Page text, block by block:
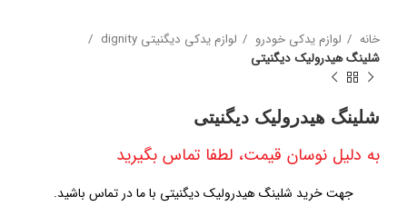
خانه لوازم یدکی خودرو
لوازم یدکی دیگنیتی dignity
شلینگ هیدرولیک دیگنیتی
شلینگ هیدرولیک دیگنیتی
به دلیل نوسان قیمت، لطفا تماس بگیرید
جهت خرید شلینگ هیدرولیک دیگنیتی با ما در تماس باشید.